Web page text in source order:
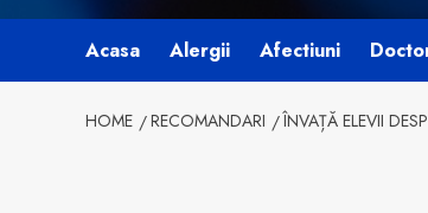
Acasa Alergii Afectiuni
HOME RECOMANDARI ÎNVAȚĂ ELEVII